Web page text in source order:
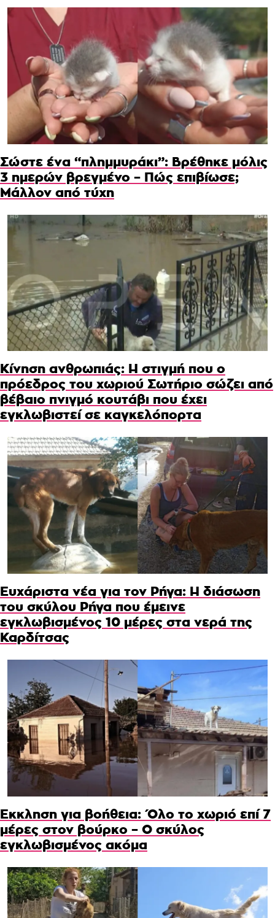
Σώστε ένα “πλημμυράκι”: Βρέθηκε μόλις
3 ημερών βρεγμένο – Πώς επιβίωσε;
Μάλλον από τύχη
Κίνηση ανθρωπιάς: Η στιγμή που ο
πρόεδρος του χωριού Σωτήριο σώζει από
βέβαιο πνιγμό κουτάβι που έχει
εγκλωβιστεί σε καγκελόπορτα
Ευχάριστα νέα για τον Ρήγα: Η διάσωση
του σκύλου Ρήγα που έμεινε
εγκλωβισμένος 10 μέρες στα νερά της
Καρδίτσας
Έκκληση για βοήθεια: Όλο το χωριό επί 7
μέρες στον βούρκο – Ο σκύλος
εγκλωβισμένος ακόμα